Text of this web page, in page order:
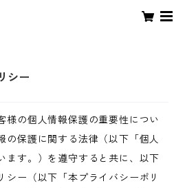
シー
様の個人情報保護の重要性につい
の保護に関する法律（以下「個人
ます。）を遵守すると共に、以下
シー（以下「本プライバシーポリ